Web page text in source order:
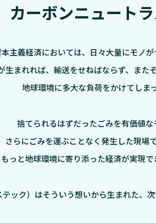
カーボンニュート
主義経済においては、日々大量にモノが
生まれれば、輸送をせねばならず、また
地球環境に多大な負荷をかけてしま
捨てられるはずだったごみを有価値な
さらにごみを運ぶことなく発生した現場
もっと地球環境に寄り添った経済が実現で
ック）はそういう想いから生まれた、